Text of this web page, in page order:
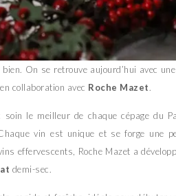
bien. On se retrouve aujourd’hui avec
collaboration avec Roche Mazet.
soin le meilleur de chaque cépage du
vin est unique et se forge une
effervescents, Roche Mazet a
demi-sec.